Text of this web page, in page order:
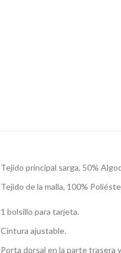
Tejido principal sarga, 50%
Tejido de la malla, 100%
1 bolsillo para tarjeta.
Cintura ajustable.
Porta dorsal en la parte trasera